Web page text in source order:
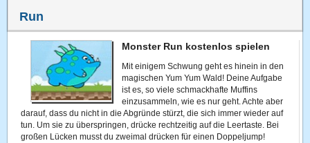
Run
Monster Run kostenlos spielen
Mit einigem Schwung geht es hinein in den
magischen Yum Yum Wald! Deine Aufgabe
ist es, so viele schmackhafte Muffins
einzusammeln, wie es nur geht. Achte aber
darauf, dass du nicht in die Abgründe stürzt, die sich immer wieder auf
tun. Um sie zu überspringen, drücke rechtzeitig auf die Leertaste. Bei
großen Lücken musst du zweimal drücken für einen Doppeljump!